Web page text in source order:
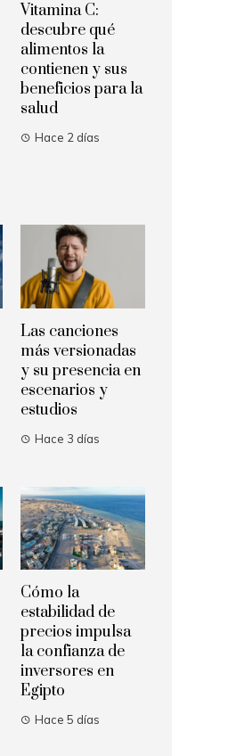
Vitamina C:
descubre qué
alimentos la
contienen y sus
beneficios para la
salud
Hace 2 días
Las canciones
más versionadas
y su presencia en
escenarios y
estudios
Hace 3 días
Cómo la
estabilidad de
precios impulsa
la confianza de
inversores en
Egipto
Hace 5 días